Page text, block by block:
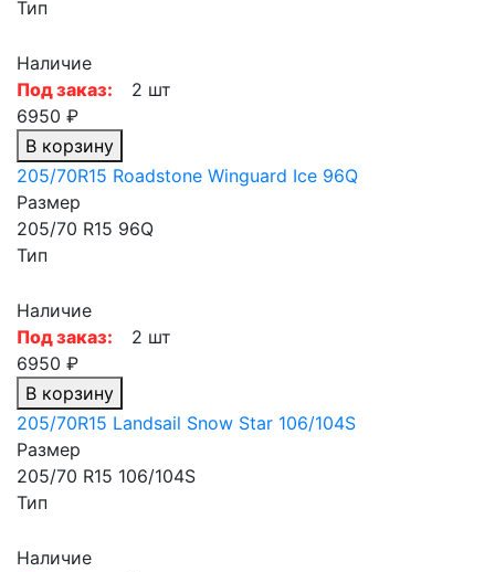
Тип
Наличие
Под заказ:
2 шт
6950 ₽
В корзину
205/70R15 Roadstone Winguard Ice 96Q
Размер
205/70 R15 96Q
Тип
Наличие
Под заказ:
2 шт
6950 ₽
В корзину
205/70R15 Landsail Snow Star 106/104S
Размер
205/70 R15 106/104S
Тип
Наличие